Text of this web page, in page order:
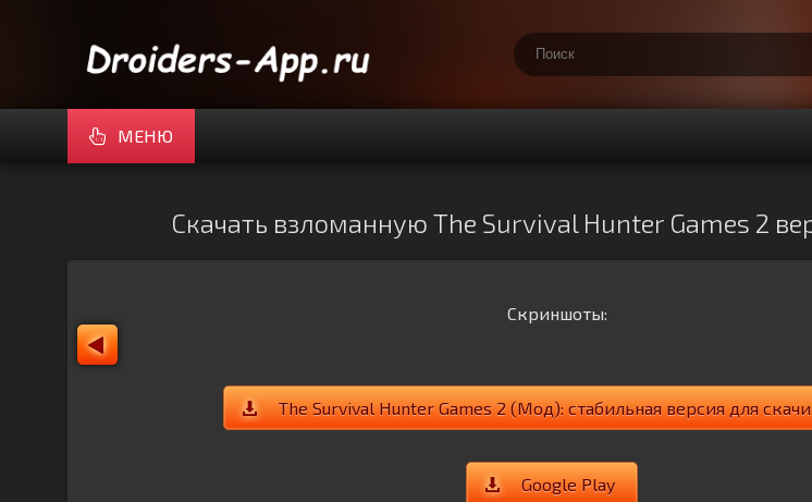
МЕНЮ
Скачать взломанную The Survival Hunter Games 2
Скриншоты:
The Survival Hunter Games 2 (Мод): стабильная версия для
Google Play